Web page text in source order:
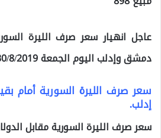
عاجل انهيار سعر صرف الليرة
دمشق وإدلب اليوم الجمعة 30/8/2019م.
سعر صرف الليرة السورية أمام
إدلب.
سعر صرف الليرة السورية مقابل